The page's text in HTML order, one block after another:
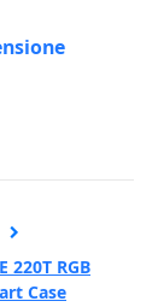
220T RGB
Case